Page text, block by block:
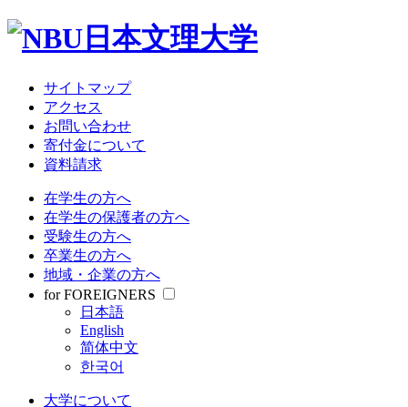
サイトマップ
アクセス
お問い合わせ
寄付金について
資料請求
在学生の方へ
在学生の保護者の方へ
受験生の方へ
卒業生の方へ
地域・企業の方へ
for FOREIGNERS
日本語
English
简体中文
한국어
大学について